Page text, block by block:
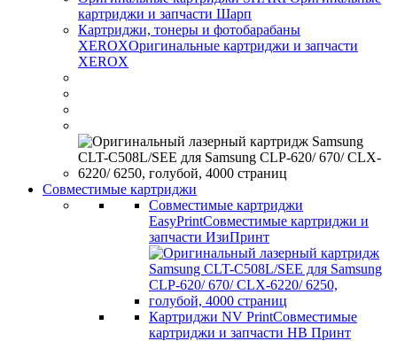
картриджи и запчасти Шарп
Картриджи, тонеры и фотобарабаны
XEROXОригинальные картриджи и запчасти
XEROX
Совместимые картриджи
Совместимые картриджи
EasyPrintСовместимые картриджи и
запчасти ИзиПринт
Картриджи NV PrintСовместимые
картриджи и запчасти НВ Принт